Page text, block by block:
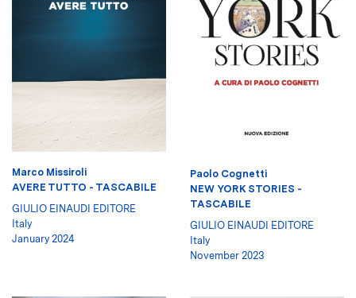
Marco Missiroli
AVERE TUTTO - TASCABILE
GIULIO EINAUDI EDITORE
Italy
January 2024
Paolo Cognetti
NEW YORK STORIES -
TASCABILE
GIULIO EINAUDI EDITORE
Italy
November 2023